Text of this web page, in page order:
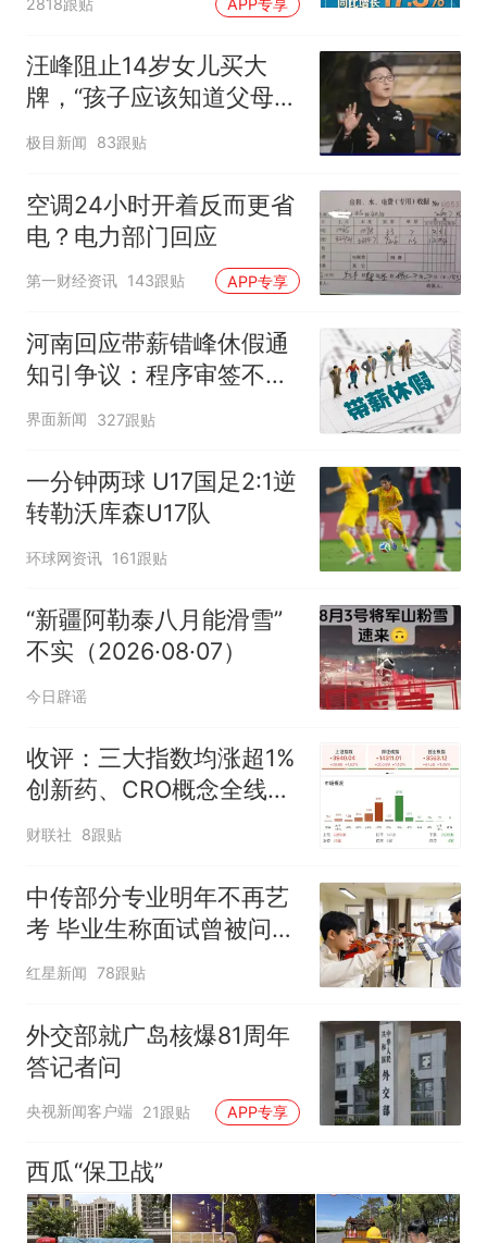
2818跟贴 APP专享
汪峰阻止14岁女儿买大
牌，“孩子应该知道父母的
不易”，称自己买衣服80%
极目新闻 83跟贴
空调24小时开着反而更省
电？电力部门回应
第一财经资讯 143跟贴 APP专享
河南回应带薪错峰休假通
知引争议：程序审签不规
范，待修改后予以印发
界面新闻 327跟贴
一分钟两球 U17国足2:1逆
转勒沃库森U17队
环球网资讯 161跟贴
“新疆阿勒泰八月能滑雪”
不实（2026·08·07）
今日辟谣
收评：三大指数均涨超1%
创新药、CRO概念全线走
强
财联社 8跟贴
中传部分专业明年不再艺
考 毕业生称面试曾被问
“如何策划晚会” 专家：遏
红星新闻 78跟贴
外交部就广岛核爆81周年
答记者问
央视新闻客户端 21跟贴 APP专享
西瓜“保卫战”